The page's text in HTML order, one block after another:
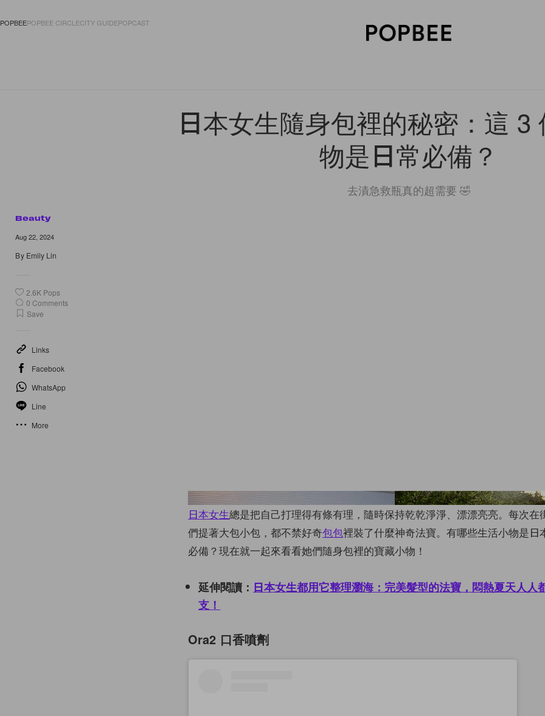
POPBEEPOPBEE CIRCLECITY GUIDEPOPCAST
日本女生隨身包裡的秘密：這 3
物是日常必備？
去漬急救瓶真的超需要 🤣
Beauty
Aug 22, 2024
By Emily Lin
2.6K Pops
0 Comments
Save
Links
Facebook
WhatsApp
Line
More
instagram
日本女生總是把自己打理得有條有理，隨時保持乾乾淨淨、漂漂亮亮。每次在
們提著大包小包，都不禁好奇包包裡裝了什麼神奇法寶。有哪些生活小物是日
必備？現在就一起來看看她們隨身包裡的寶藏小物！
延伸閱讀： 日本女生都用它整理瀏海：完美髮型的法寶，悶熱夏天人人
支！
Ora2 口香噴劑